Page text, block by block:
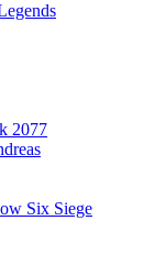
2077
Six Siege